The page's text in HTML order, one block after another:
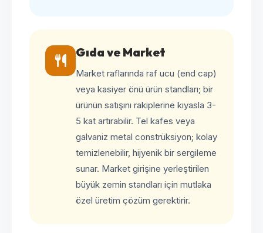
Gıda ve Market
Market raflarında raf ucu (end cap)
veya kasiyer önü ürün standları; bir
ürünün satışını rakiplerine kıyasla 3-
5 kat artırabilir. Tel kafes veya
galvaniz metal constrüksiyon; kolay
temizlenebilir, hijyenik bir sergileme
sunar. Market girişine yerleştirilen
büyük zemin standları için mutlaka
özel üretim çözüm gerektirir.